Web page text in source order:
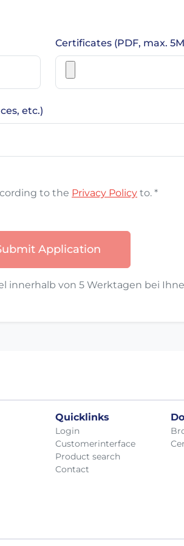
Certificates (PDF, max.
etc.)
to the Privacy Policy to. *
Application
innerhalb von 5 Werktagen bei
Quicklinks
Login
Customerinterface
Product search
Contact